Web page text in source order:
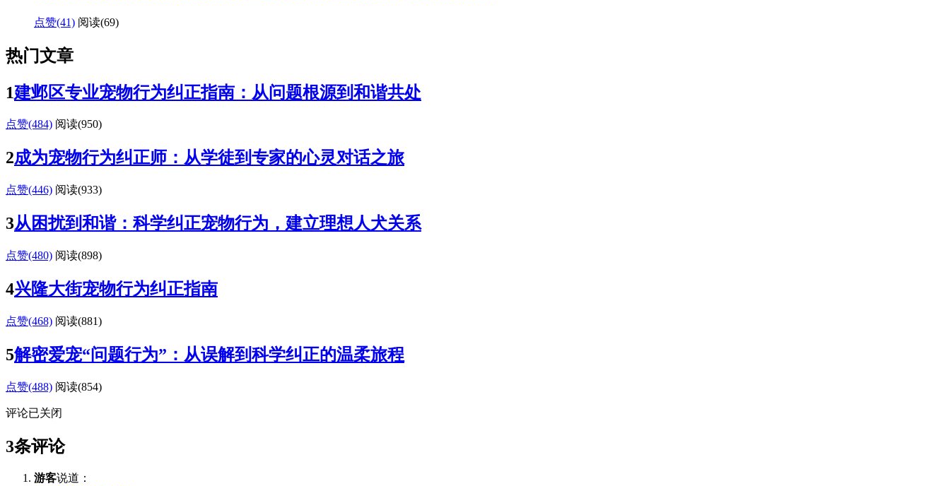
点赞(41) 阅读(69)
热门文章
1建邺区专业宠物行为纠正指南：从问题根源到和谐共处
点赞(484) 阅读(950)
2成为宠物行为纠正师：从学徒到专家的心灵对话之旅
点赞(446) 阅读(933)
3从困扰到和谐：科学纠正宠物行为，建立理想人犬关系
点赞(480) 阅读(898)
4兴隆大街宠物行为纠正指南
点赞(468) 阅读(881)
5解密爱宠“问题行为”：从误解到科学纠正的温柔旅程
点赞(488) 阅读(854)
评论已关闭
3条评论
游客说道：